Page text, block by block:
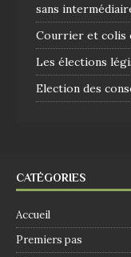
sans
Courrier et colis
Les élections
Election des
CATÉGORIES
Accueil
Premiers pas